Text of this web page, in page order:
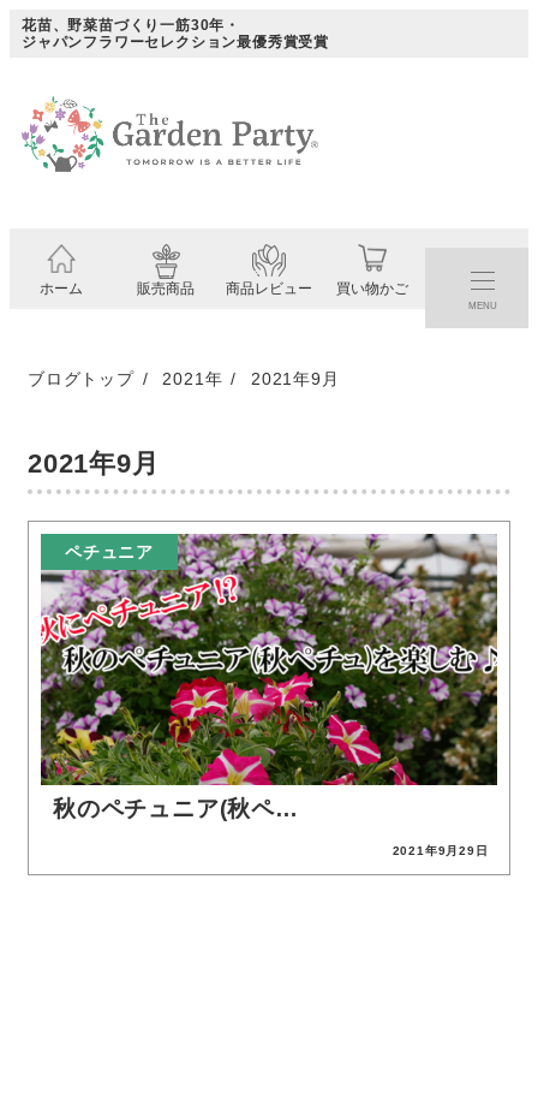
メ花苗、野菜苗づくり一筋30年・
ジャパンフラワーセレクション最優秀賞受賞
ホーム 販売商品 商品レビュー 買い物かご
MENU
ブログトップ 2021年 2021年9月
2021年9月
ペチュニア
秋のペチュニア(秋ペ…
2021年9月29日